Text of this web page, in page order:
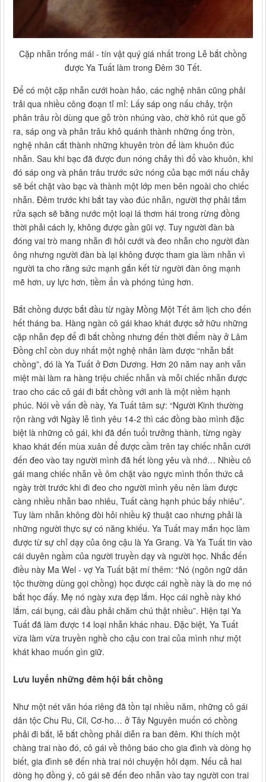
Cặp nhẫn trống mái - tín vật quý giá nhất trong Lễ bắt chồng
được Ya Tuất làm trong Đêm 30 Tết.
Để có một cặp nhẫn cưới hoàn hảo, các nghệ nhân cũng phải
trải qua nhiều công đoạn tỉ mỉ: Lấy sáp ong nấu chảy, trộn
phân trâu rồi dùng que gỗ tròn nhúng vào, chờ khô rút que gỗ
ra, sáp ong và phân trâu khô quánh thành những ống tròn,
nghệ nhân cắt thành những khuyên tròn để làm khuôn đúc
nhẫn. Sau khi bạc đã được đun nóng chảy thì đổ vào khuôn, khi
đó sáp ong và phân trâu trước sức nóng của bạc mới nấu chảy
sẽ bết chặt vào bạc và thành một lớp men bên ngoài cho chiếc
nhẫn. Đêm trước khi bắt tay vào đúc nhẫn, người thợ phải tắm
rửa sạch sẽ bằng nước một loại lá thơm hái trong rừng đồng
thời phải cách ly, không được gần gũi vợ. Tuy người đàn bà
đóng vai trò mang nhẫn đi hỏi cưới và đeo nhẫn cho người đàn
ông nhưng người đàn bà lại không được tham gia làm nhẫn vì
người ta cho rằng sức mạnh gắn kết từ người đàn ông mạnh
mẽ hơn, uy lực hơn, tiềm ẩn và phóng túng hơn.
Bắt chồng được bắt đầu từ ngày Mồng Một Tết âm lịch cho đến
hết tháng ba. Hàng ngàn cô gái khao khát được sở hữu những
cặp nhẫn đẹp để đi bắt chồng nhưng đến thời điểm này ở Lâm
Đồng chỉ còn duy nhất một nghệ nhân làm được “nhẫn bắt
chồng”, đó là Ya Tuất ở Đơn Dương. Hơn 20 năm nay anh vẫn
miệt mài làm ra hàng triệu chiếc nhẫn và mỗi chiếc nhẫn được
trao cho các cô gái đi bắt chồng với anh là một niềm hạnh
phúc. Nói về vấn đề này, Ya Tuất tâm sự: “Người Kinh thường
rộn ràng với Ngày lễ tình yêu 14-2 thì các đồng bào mình đặc
biệt là những cô gái, khi đã đến tuổi trưởng thành, từng ngày
khao khát đến mùa xuân để được cầm trên tay chiếc nhẫn cưới
đến đeo vào tay người mình đã hết lòng yêu và nhớ… Nhiều cô
gái mang chiếc nhẫn về ôm chặt vào ngực mình thổn thức cả
ngày trời trước khi đi đeo cho người mình yêu nên làm được
càng nhiều nhẫn bao nhiêu, Tuất càng hạnh phúc bấy nhiêu”.
Tuy làm nhẫn không đòi hỏi nhiều kỹ thuật cao nhưng phải là
những người thực sự có năng khiếu. Ya Tuất may mắn học làm
được từ sự chỉ dạy của ông cậu là Ya Grang. Và Ya Tuất tin vào
cái duyên ngầm của người truyền dạy và người học. Nhắc đến
điều này Ma Wel - vợ Ya Tuất bật mí thêm: “Nó (ngôn ngữ dân
tộc thường dùng gọi chồng) học được cái nghề này là do mẹ nó
bắt học đấy. Mẹ nó ngày xưa đẹp lắm. Học cái nghề này khó
lắm, cái bụng, cái đầu phải chăm chú thật nhiều”. Hiện tại Ya
Tuất đã làm được 14 loại nhẫn khác nhau. Đặc biệt, Ya Tuất
vừa làm vừa truyền nghề cho cậu con trai của mình như một
khát khao muốn gìn giữ.
Lưu luyến những đêm hội bắt chồng
Như một nét văn hóa riêng đã tồn tại nhiều năm, những cô gái
dân tộc Chu Ru, Cil, Cơ-ho… ở Tây Nguyên muốn có chồng
phải đi bắt, lễ bắt chồng phải diễn ra ban đêm. Khi thích một
chàng trai nào đó, cô gái về thông báo cho gia đình và dòng họ
biết, gia đình sẽ đến nhà trai nói chuyện hỏi dạm. Nếu cả hai
dòng họ đồng ý, cô gái sẽ đến đeo nhẫn vào tay người con trai